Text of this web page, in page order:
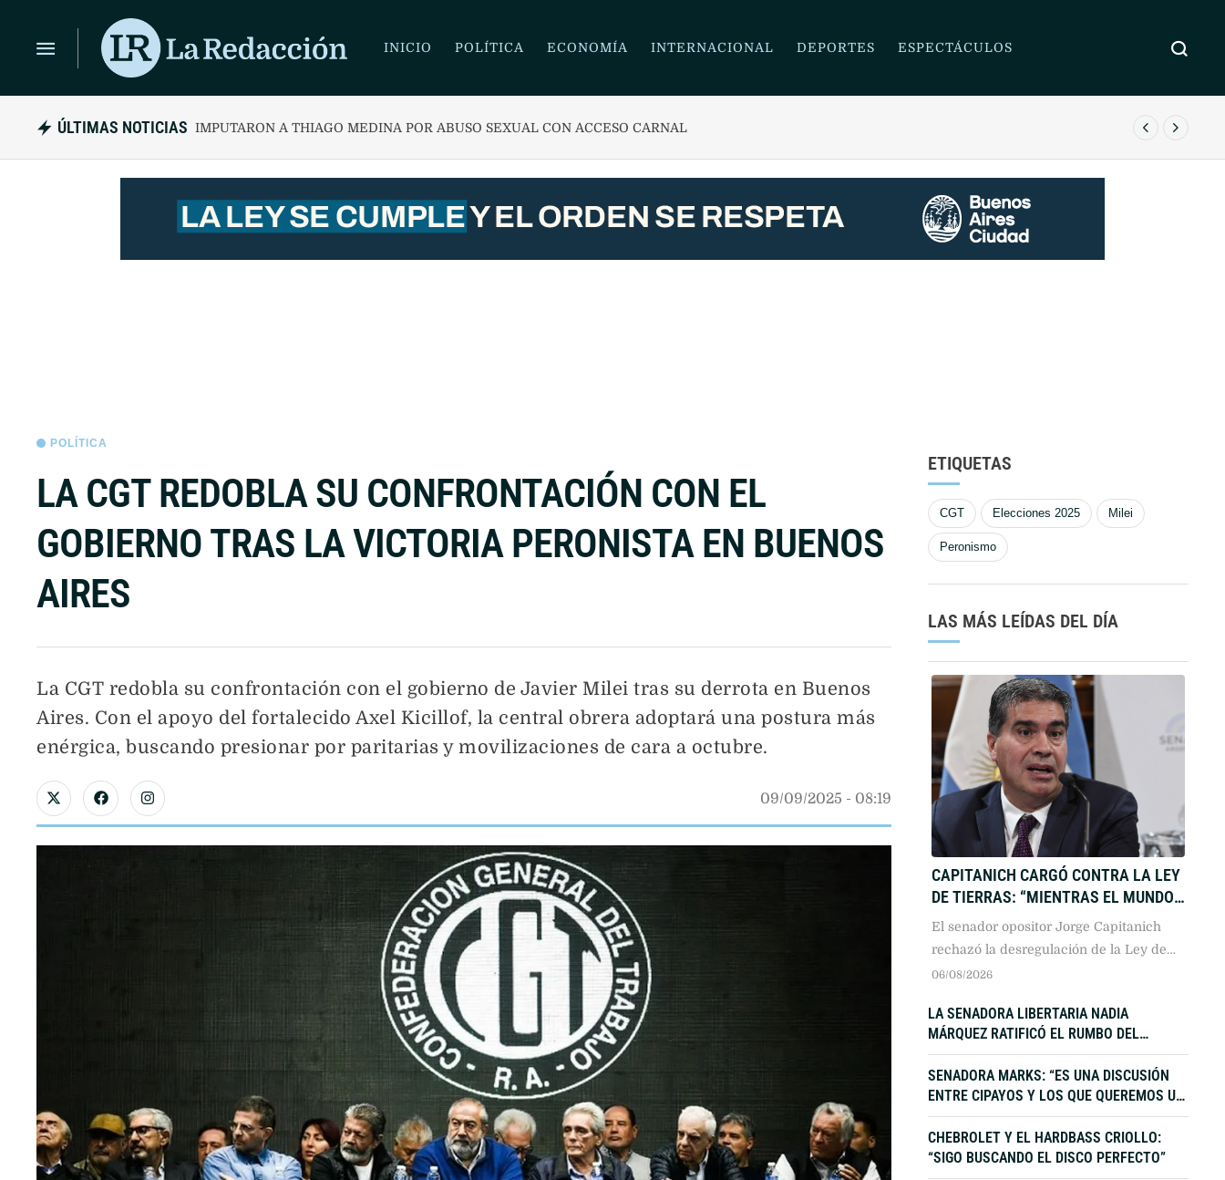
INICIO POLÍTICA ECONOMÍA INTERNACIONAL DEPORTES ESPECTÁCULOS
ÚLTIMAS NOTICIAS IMPUTARON A THIAGO MEDINA POR ABUSO SEXUAL CON ACCESO CARNAL
POLÍTICA
LA CGT REDOBLA SU CONFRONTACIÓN CON EL
GOBIERNO TRAS LA VICTORIA PERONISTA EN BUENOS
AIRES
La CGT redobla su confrontación con el gobierno de Javier Milei tras su derrota en Buenos
Aires. Con el apoyo del fortalecido Axel Kicillof, la central obrera adoptará una postura más
enérgica, buscando presionar por paritarias y movilizaciones de cara a octubre.
09/09/2025 - 08:19
ETIQUETAS
CGT Elecciones 2025 Milei
Peronismo
LAS MÁS LEÍDAS DEL DÍA
CAPITANICH CARGÓ CONTRA LA LEY
DE TIERRAS: “MIENTRAS EL MUNDO
REGULA, NOSOTROS
DESREGULAMOS”
El senador opositor Jorge Capitanich
rechazó la desregulación de la Ley de
Tierras y advirtió que el paquete
nacional, priorizando intereses
geopolíticos extranjeros en agua y
06/08/2026
LA SENADORA LIBERTARIA NADIA
MÁRQUEZ RATIFICÓ EL RUMBO DEL
GOBIERNO
SENADORA MARKS: “ES UNA DISCUSIÓN
ENTRE CIPAYOS Y LOS QUE QUEREMOS UN
PAÍS PARA TODOS”
CHEBROLET Y EL HARDBASS CRIOLLO:
“SIGO BUSCANDO EL DISCO PERFECTO”